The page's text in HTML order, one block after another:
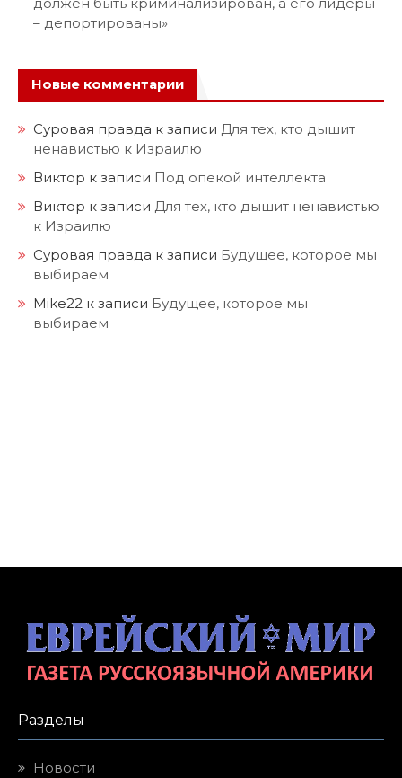
должен быть криминализирован, а его лидеры
– депортированы»
Новые комментарии
Суровая правда к записи Для тех, кто дышит
ненавистью к Израилю
Виктор к записи Под опекой интеллекта
Виктор к записи Для тех, кто дышит ненавистью
к Израилю
Суровая правда к записи Будущее, которое мы
выбираем
Mike22 к записи Будущее, которое мы
выбираем
Разделы
Новости